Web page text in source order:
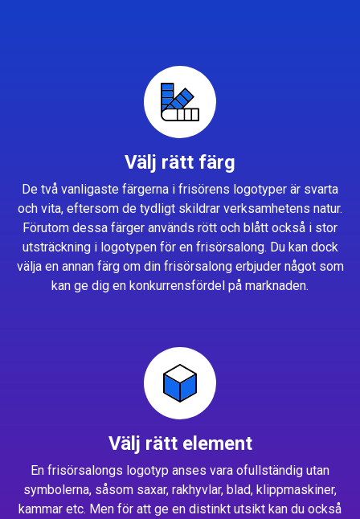
Välj rätt färg
De två vanligaste färgerna i frisörens logotyper är svarta
och vita, eftersom de tydligt skildrar verksamhetens natur.
Förutom dessa färger används rött och blått också i stor
utsträckning i logotypen för en frisörsalong. Du kan dock
välja en annan färg om din frisörsalong erbjuder något som
kan ge dig en konkurrensfördel på marknaden.
Välj rätt element
En frisörsalongs logotyp anses vara ofullständig utan
symbolerna, såsom saxar, rakhyvlar, blad, klippmaskiner,
kammar etc. Men för att ge en distinkt utsikt kan du också